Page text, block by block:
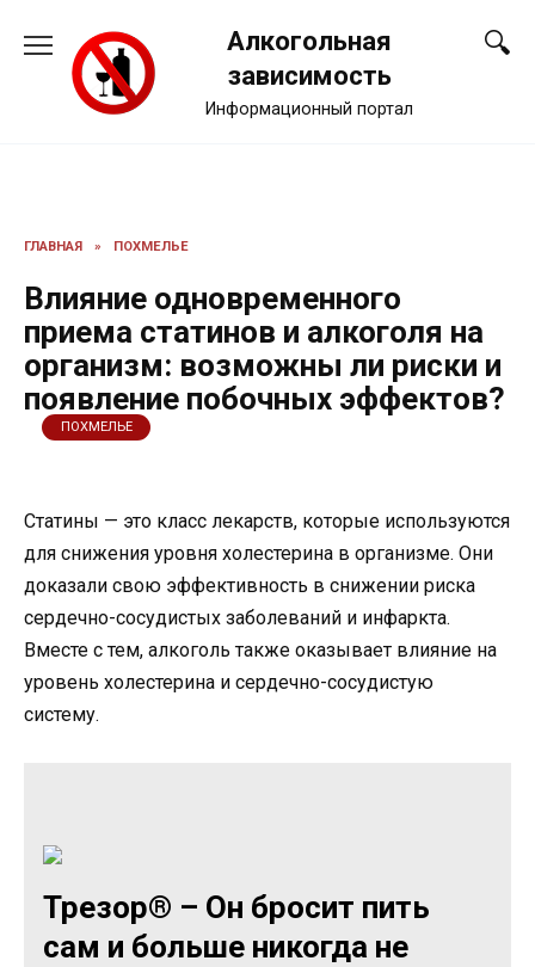
содержанию
Алкогольная
зависимость
Информационный портал
ГЛАВНАЯ » ПОХМЕЛЬЕ
Влияние одновременного
приема статинов и алкоголя на
организм: возможны ли риски и
появление побочных эффектов?
ПОХМЕЛЬЕ
Статины — это класс лекарств, которые используются
для снижения уровня холестерина в организме. Они
доказали свою эффективность в снижении риска
сердечно-сосудистых заболеваний и инфаркта.
Вместе с тем, алкоголь также оказывает влияние на
уровень холестерина и сердечно-сосудистую
систему.
Трезор® – Он бросит пить
сам и больше никогда не